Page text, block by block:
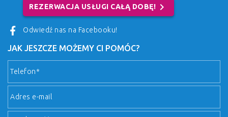
REZERWACJA USŁUGI CAŁĄ DOBĘ! chevron_right
Odwiedź nas na Facebooku!
JAK JESZCZE MOŻEMY CI POMÓC?